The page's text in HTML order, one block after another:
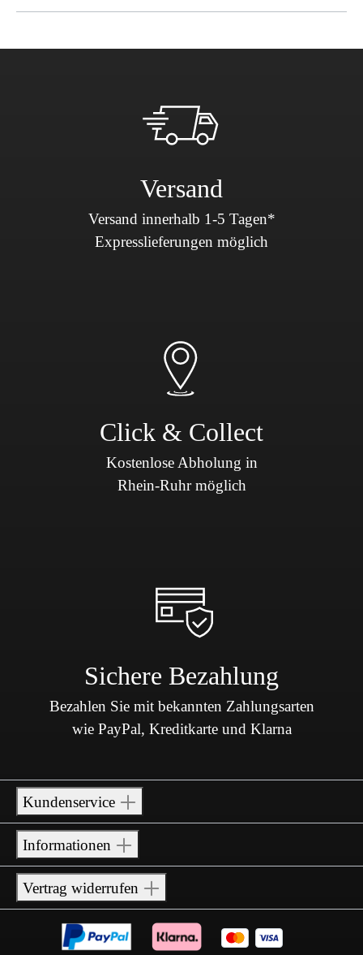
Versand
Versand innerhalb 1-5 Tagen*
Expresslieferungen möglich
Click & Collect
Kostenlose Abholung in
Rhein-Ruhr möglich
Sichere Bezahlung
Bezahlen Sie mit bekannten Zahlungsarten
wie PayPal, Kreditkarte und Klarna
Kundenservice
Informationen
Vertrag widerrufen